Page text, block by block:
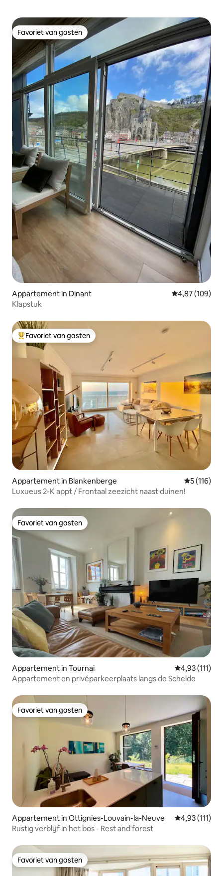
Favoriet van gasten
Favoriet van gasten
Appartement in Dinant Gemiddelde
4,87 (109)
Klapstuk
Topfavoriet van gasten
Favoriet van gasten
Appartement in Blankenberge
5 (116)
Luxueus 2-K appt / Frontaal zeezicht naast duinen!
Favoriet van gasten
Favoriet van gasten
Appartement in Tournai Gemiddelde
4,93 (111)
Appartement en privéparkeerplaats langs de Schelde
Favoriet van gasten
Favoriet van gasten
Appartement in Ottignies-Louvain-la-Neuve Gemiddelde
4,93 (111)
Rustig verblijf in het bos - Rest and forest
Favoriet van gasten
Favoriet van gasten